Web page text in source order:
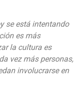
se está intentando
es más
la cultura es
vez más personas,
involucrarse en